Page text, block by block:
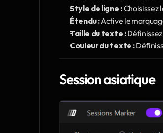
Style de ligne : Choisissez
Étendu : Active le
Taille du texte : Définissez
Couleur du texte :
Session asiatique